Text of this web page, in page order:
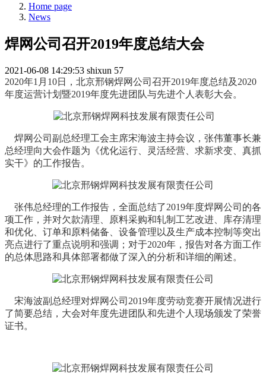
Home page
News
焊网公司召开2019年度总结大会
2021-06-08 14:29:53 shixun 57
2020年1月10日，北京邢钢焊网公司召开2019年度总结及2020
年度运营计划暨2019年度先进团队与先进个人表彰大会。
焊网公司副总经理工会主席宋海波主持会议，张伟董事长兼
总经理向大会作题为《优化运行、灵活经营、求新求变、真抓
实干》的工作报告。
张伟总经理的工作报告，全面总结了2019年度焊网公司的各
项工作，并对欠款清理、原料采购和轧制工艺改进、库存清理
和优化、订单和原料储备、设备管理以及生产成本控制等突出
亮点进行了重点说明和强调；对于2020年，报告对各方面工作
的总体思路和具体部署都做了深入的分析和详细的阐述。
宋海波副总经理对焊网公司2019年度劳动竞赛开展情况进行
了简要总结，大会对年度先进团队和先进个人现场颁发了荣誉
证书。